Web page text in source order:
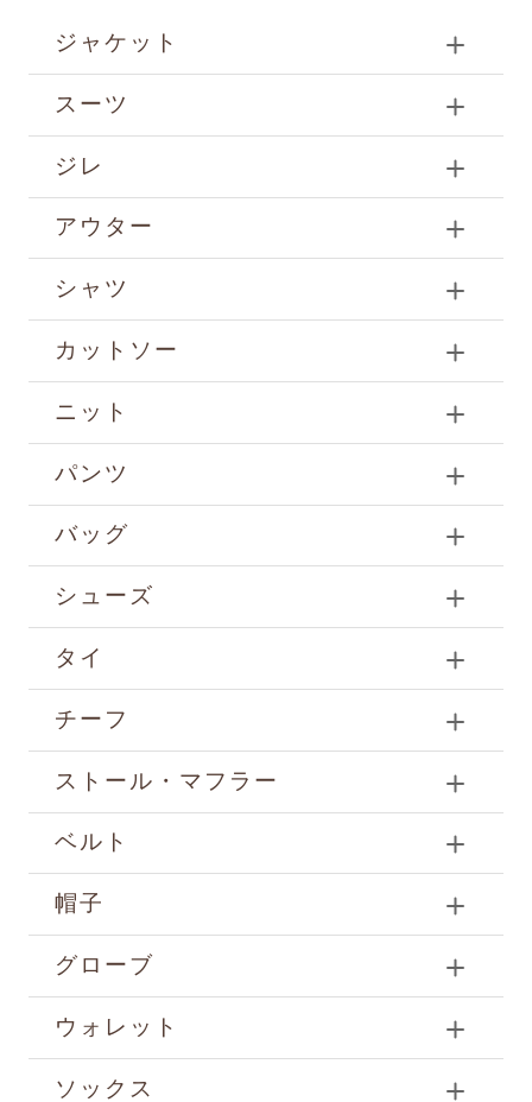
ジャケット
スーツ
ジレ
アウター
シャツ
カットソー
ニット
パンツ
バッグ
シューズ
タイ
チーフ
ストール・マフラー
ベルト
帽子
グローブ
ウォレット
ソックス